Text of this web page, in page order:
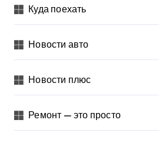
Куда поехать
Новости авто
Новости плюс
Ремонт — это просто